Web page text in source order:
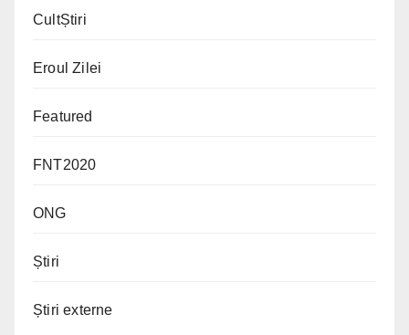
CultȘtiri
Eroul Zilei
Featured
FNT2020
ONG
Știri
Știri externe